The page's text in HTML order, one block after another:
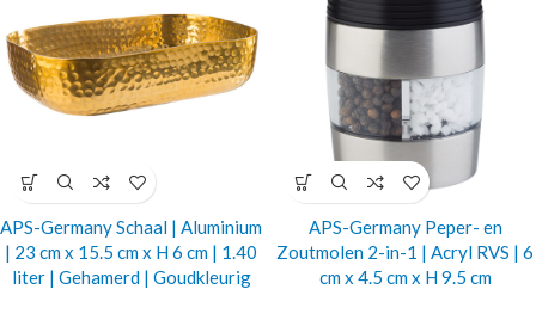
APS-Germany Schaal | Aluminium
| 23 cm x 15.5 cm x H 6 cm | 1.40
liter | Gehamerd | Goudkleurig
APS-Germany Peper- en
Zoutmolen 2-in-1 | Acryl RVS | 6
cm x 4.5 cm x H 9.5 cm